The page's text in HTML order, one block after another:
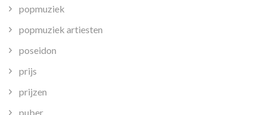
popmuziek
popmuziek artiesten
poseidon
prijs
prijzen
puber